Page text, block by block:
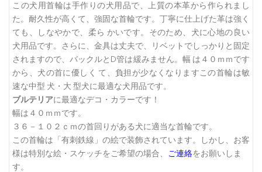
この犬用首輪は手作りの犬用品で、上質の本革から作られまし
た。耐久性が高くて、強固な首輪です。丁寧に仕上げた革は強く
ても、しなやかで、柔ら かいです。そのため、犬に心地の良い
犬用品です。さらに、金具は丈夫で、リベットでしっかりと固定
されますので、バックルとD管は緩みません。幅 は４０ｍｍです
から、犬の首に優しく て、負担が少なくなりますこの首輪は敏
速な中型 犬・大 型犬に最適な犬用品です。
ブルテリアに最適なデコ・カラーです！
幅は４０ｍｍです。
３６－１０２ｃｍの首回りがある犬に適当な首輪です。
この首輪は「有刺鉄線」の絵で装飾されています。しかし、お客
様は特別な絵・スケッチをご希望の場合、
ご連絡をお願いしま
す。